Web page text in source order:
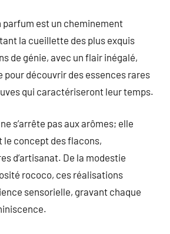
parfum est un cheminement
la cueillette des plus exquis
de génie, avec un flair inégalé,
pour découvrir des essences rares
qui caractériseront leur temps.
s’arrête pas aux arômes; elle
le concept des flacons,
d’artisanat. De la modestie
rococo, ces réalisations
sensorielle, gravant chaque